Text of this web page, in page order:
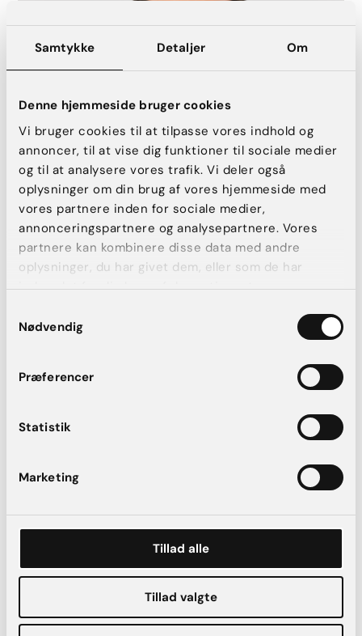
Samtykke Detaljer Om
Denne hjemmeside bruger cookies
Vi bruger cookies til at tilpasse vores indhold og
annoncer, til at vise dig funktioner til sociale medier
og til at analysere vores trafik. Vi deler også
oplysninger om din brug af vores hjemmeside med
vores partnere inden for sociale medier,
annonceringspartnere og analysepartnere. Vores
partnere kan kombinere disse data med andre
oplysninger, du har givet dem, eller som de har
indsamlet fra din brug af deres tjenester.
Nødvendig
Præferencer
Statistik
Marketing
Tillad alle
Tillad valgte
Plastikkirurg Mikkel Børsen Rindom